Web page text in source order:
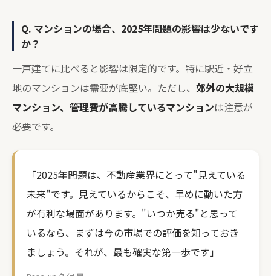
Q. マンションの場合、2025年問題の影響は少ないです
か？
一戸建てに比べると影響は限定的です。特に駅近・好立
地のマンションは需要が底堅い。ただし、 郊外の大規模
マンション、管理費が高騰しているマンションは注意が
必要です。
「2025年問題は、不動産業界にとって"見えている
未来"です。見えているからこそ、早めに動いた方
が有利な場面があります。"いつか売る"と思って
いるなら、まずは今の市場での評価を知っておき
ましょう。それが、最も確実な第一歩です」